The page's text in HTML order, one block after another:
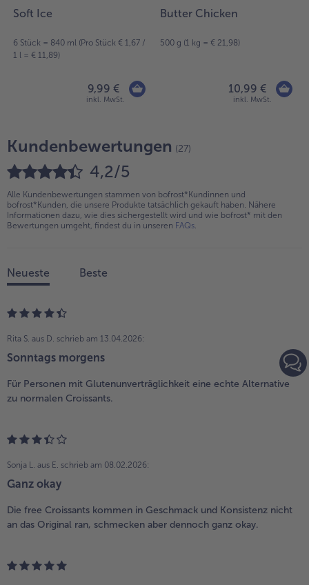
Soft Ice
6 Stück = 840 ml (Pro Stück € 1,67 /
1 l = € 11,89)
9,99 €
inkl. MwSt.
Butter Chicken
500 g (1 kg = € 21,98)
10,99 €
inkl. MwSt.
Kundenbewertungen (27)
4,2/5
Alle Kundenbewertungen stammen von bofrost*Kundinnen und
bofrost*Kunden, die unsere Produkte tatsächlich gekauft haben. Nähere
Informationen dazu, wie dies sichergestellt wird und wie bofrost* mit den
Bewertungen umgeht, findest du in unseren FAQs.
Neueste Beste
Rita S. aus D. schrieb am 13.04.2026:
Sonntags morgens
Für Personen mit Glutenunverträglichkeit eine echte Alternative
zu normalen Croissants.
Sonja L. aus E. schrieb am 08.02.2026:
Ganz okay
Die free Croissants kommen in Geschmack und Konsistenz nicht
an das Original ran, schmecken aber dennoch ganz okay.